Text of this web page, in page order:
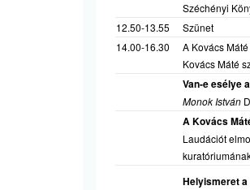
Széchényi
12.50-13.55
Szünet
14.00-16.30
A Kovács
Kovács Máté
Van-e esélye
Monok István
A Kovács
Laudációt
Helyismeret